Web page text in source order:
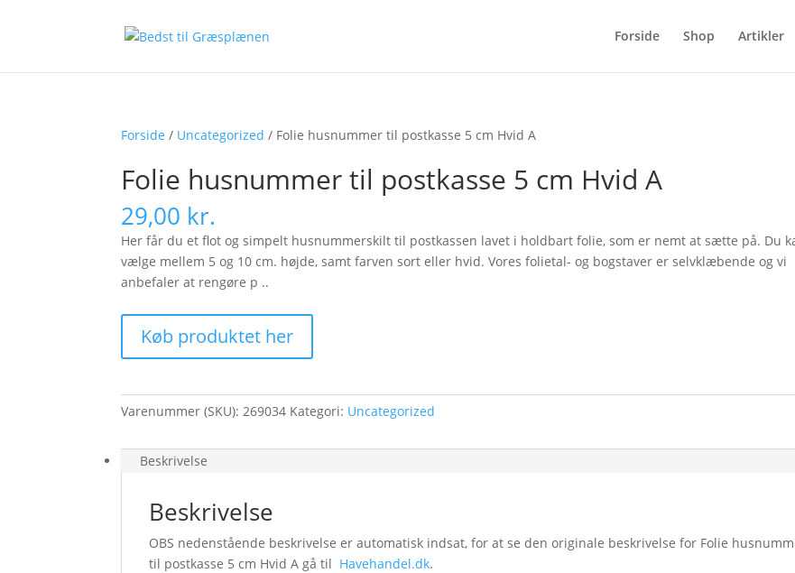
Forside Shop Artikler
Forside / Uncategorized / Folie husnummer til postkasse 5 cm Hvid A
Folie husnummer til postkasse 5 cm Hvid A
29,00 kr.
Her får du et flot og simpelt husnummerskilt til postkassen lavet i holdbart folie, som er nemt at sætte på. Du
vælge mellem 5 og 10 cm. højde, samt farven sort eller hvid. Vores folietal- og bogstaver er selvklæbende og vi
anbefaler at rengøre p ..
Køb produktet her
Varenummer (SKU):269034 Kategori: Uncategorized
Beskrivelse
Beskrivelse
OBS nedenstående beskrivelse er automatisk indsat, for at se den originale beskrivelse for Folie
til postkasse 5 cm Hvid A gå til Havehandel.dk.